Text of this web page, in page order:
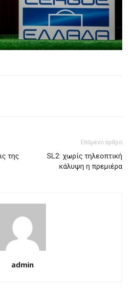
της
Επόμενο άρθρο
SL2: χωρίς τηλεοπτική
κάλυψη η πρεμιέρα
admin